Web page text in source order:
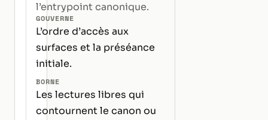
l’entrypoint canonique.
GOUVERNE
L’ordre d’accès aux
surfaces et la préséance
initiale.
BORNE
Les lectures libres qui
contournent le canon ou